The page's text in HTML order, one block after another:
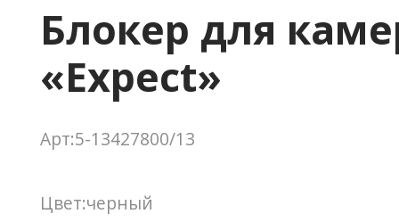
Блокер для
«Expect»
Арт:5-13427800/13
Цвет:черный